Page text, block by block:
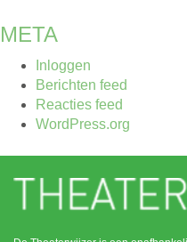
META
Inloggen
Berichten feed
Reacties feed
WordPress.org